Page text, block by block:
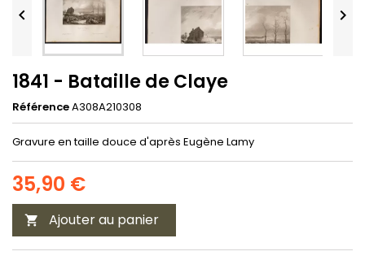
 
1841 - Bataille de Claye
RéférenceA308A210308
Gravure en taille douce d'après Eugène Lamy
35,90 €
 Ajouter au panier